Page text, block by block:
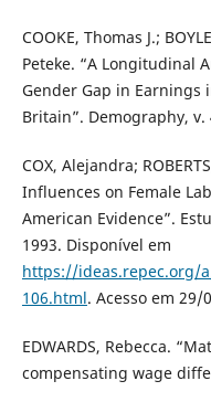
COOKE, Thomas J.;
Peteke. “A Longitudinal
Gender Gap in Earnings
Britain”. Demography, v.
COX, Alejandra;
Influences on Female
American Evidence”.
1993. Disponível em
https://ideas.repec.org/
106.html. Acesso em 29/
EDWARDS, Rebecca.
compensating wage